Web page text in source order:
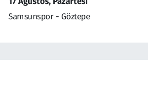
Samsunspor - Göztepe